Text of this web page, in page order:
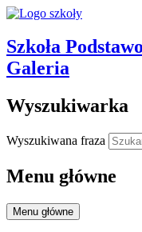
Szkoła
Galeria
Wyszukiwarka
Wyszukiwana fraza
Menu główne
Menu główne